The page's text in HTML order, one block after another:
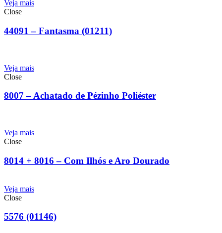
Veja mais
Close
44091 – Fantasma (01211)
Veja mais
Close
8007 – Achatado de Pézinho Poliéster
Veja mais
Close
8014 + 8016 – Com Ilhós e Aro Dourado
Veja mais
Close
5576 (01146)